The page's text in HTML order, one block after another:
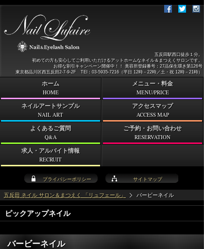
五反田 ネイル サロン＆まつえく 「リュフェール」 バービーネイル
ピックアップネイル
バービーネイル
プライバシーポリシー サイトマップ
五反田駅西口徒歩１分。
初めての方も安心してご利用いただけるアットホームなネイル＆まつえくサロンです。
お得な割引キャンペーン開催中！！ 美容所登録番号：27品保生環き第126号
東京都品川区西五反田2-7-9-2F TEl：03-5935-7216（平日 12時－22時／土・祝 12時－21時）
ホーム
HOME
メニュー・料金
MENU/PRICE
ネイルアートサンプル
NAIL ART
アクセスマップ
ACCESS MAP
よくあるご質問
Q&A
ご予約・お問い合わせ
RESERVATION
求人・アルバイト情報
RECRUIT